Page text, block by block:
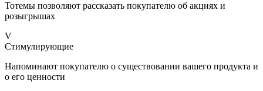
Тотемы позволяют рассказать покупателю об акциях и
розыгрышах
V
Стимулирующие
Напоминают покупателю о существовании вашего продукта и
о его ценности